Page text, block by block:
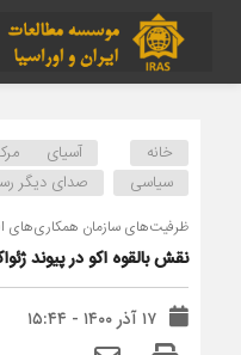
خانه آسیای
سیاسی
صدای دیگر
ظرفیت‌های سازمان همکاری‌های
نقش بالقوه اکو در پیوند
۱۷ آذر ۱۴۰۰ - ۱۵:۴۴